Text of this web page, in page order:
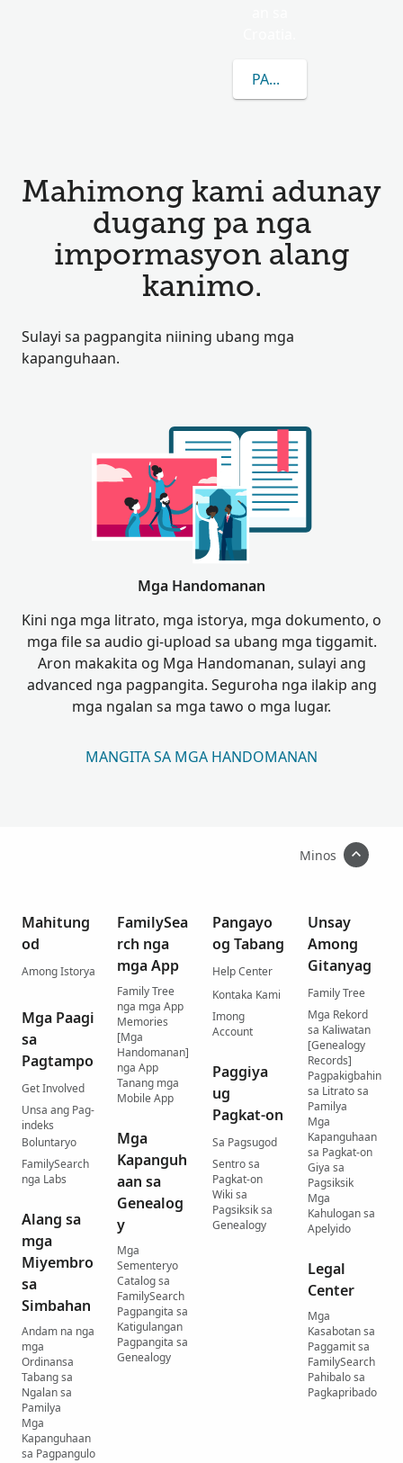
PAGKAT-ON OG
Mahimong kami adunay
dugang pa nga
impormasyon alang
kanimo.
Sulayi sa pagpangita niining ubang mga
kapanguhaan.
Mga Handomanan
Kini nga mga litrato, mga istorya, mga dokumento, o
mga file sa audio gi-upload sa ubang mga tiggamit.
Aron makakita og Mga Handomanan, sulayi ang
advanced nga pagpangita. Seguroha nga ilakip ang
mga ngalan sa mga tawo o mga lugar.
MANGITA SA MGA HANDOMANAN
Minos
Mahitung
od
Among Istorya
Mga Paagi
sa
Pagtampo
Get Involved
Unsa ang Pag-
indeks
Boluntaryo
FamilySearch
nga Labs
Alang sa
mga
Miyembro
sa
Simbahan
Andam na nga
mga
Ordinansa
Tabang sa
Ngalan sa
Pamilya
Mga
Kapanguhaan
sa Pagpangulo
FamilySea
rch nga
mga App
Family Tree
nga mga App
Memories
[Mga
Handomanan]
nga App
Tanang mga
Mobile App
Mga
Kapanguh
aan sa
Genealog
y
Mga
Sementeryo
Catalog sa
FamilySearch
Pagpangita sa
Katigulangan
Pagpangita sa
Genealogy
Pangayo
og Tabang
Help Center
Kontaka Kami
Imong
Account
Paggiya
ug
Pagkat-on
Sa Pagsugod
Sentro sa
Pagkat-on
Wiki sa
Pagsiksik sa
Genealogy
Unsay
Among
Gitanyag
Family Tree
Mga Rekord
sa Kaliwatan
[Genealogy
Records]
Pagpakigbahin
sa Litrato sa
Pamilya
Mga
Kapanguhaan
sa Pagkat-on
Giya sa
Pagsiksik
Mga
Kahulogan sa
Apelyido
Legal
Center
Mga
Kasabotan sa
Paggamit sa
FamilySearch
Pahibalo sa
Pagkapribado